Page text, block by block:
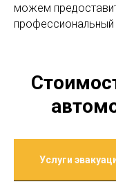
можем
профессиональный
Услуги